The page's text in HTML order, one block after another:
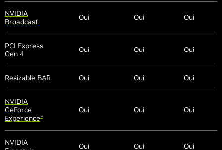
NVIDIA
Broadcast
Oui Oui Oui
PCI Express
Gen 4
Oui Oui Oui
Resizable BAR Oui Oui Oui
NVIDIA
GeForce
Experience™
Oui Oui Oui
NVIDIA
Oui Oui Oui